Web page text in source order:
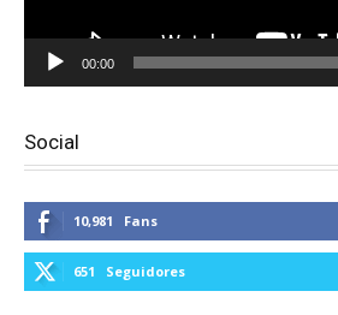
00:00
Social
10,981 Fans
651 Seguidores